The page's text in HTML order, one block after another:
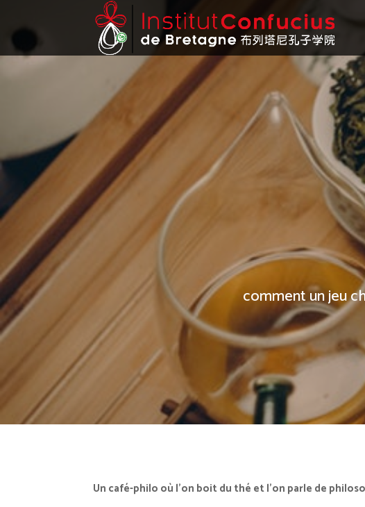
comment un jeu
Un café-philo où l’on boit du thé et l’on parle de